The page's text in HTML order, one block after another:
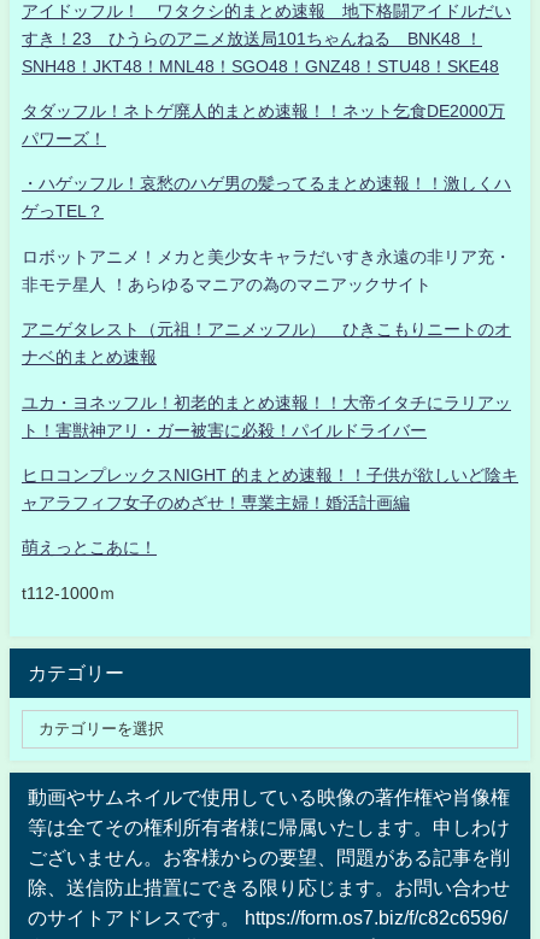
アイドッフル！ ワタクシ的まとめ速報 地下格闘アイドルだい
すき！23 ひうらのアニメ放送局101ちゃんねる BNK48 ！
SNH48！JKT48！MNL48！SGO48！GNZ48！STU48！SKE48
タダッフル！ネトゲ廃人的まとめ速報！！ネット乞食DE2000万
パワーズ！
・ハゲッフル！哀愁のハゲ男の髪ってるまとめ速報！！激しくハ
ゲっTEL？
ロボットアニメ！メカと美少女キャラだいすき永遠の非リア充・
非モテ星人 ！あらゆるマニアの為のマニアックサイト
アニゲタレスト（元祖！アニメッフル） ひきこもりニートのオ
ナベ的まとめ速報
ユカ・ヨネッフル！初老的まとめ速報！！大帝イタチにラリアッ
ト！害獣神アリ・ガー被害に必殺！パイルドライバー
ヒロコンプレックスNIGHT 的まとめ速報！！子供が欲しいど陰キ
ャアラフィフ女子のめざせ！専業主婦！婚活計画編
萌えっとこあに！
t112-1000ｍ
カテゴリー
動画やサムネイルで使用している映像の著作権や肖像権
等は全てその権利所有者様に帰属いたします。申しわけ
ございません。お客様からの要望、問題がある記事を削
除、送信防止措置にできる限り応じます。お問い合わせ
のサイトアドレスです。 https://form.os7.biz/f/c82c6596/